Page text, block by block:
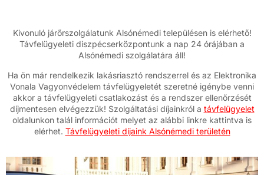
Kivonuló járőrszolgálatunk Alsónémedi településen is elérhető!
Távfelügyeleti diszpécserközpontunk a nap 24 órájában a
Alsónémedi szolgálatára áll!
Ha ön már rendelkezik lakásriasztó rendszerrel és az Elektronika
Vonala Vagyonvédelem távfelügyeletét szeretné igénybe venni
akkor a távfelügyeleti csatlakozást és a rendszer ellenőrzését
díjmentesen elvégezzük! Szolgáltatási díjainkról a távfelügyelet
oldalunkon talál információt melyet az alábbi linkre kattintva is
elérhet. Távfelügyeleti díjaink Alsónémedi területén